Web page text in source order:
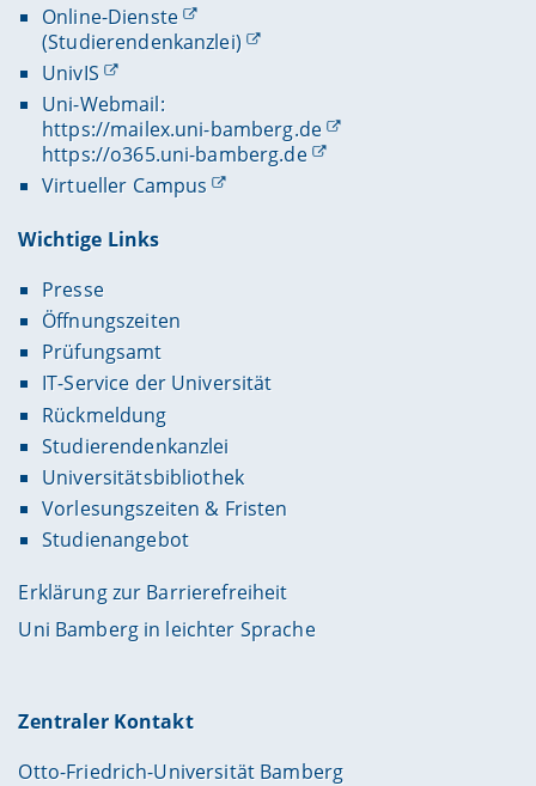
Online-Dienste
(Studierendenkanzlei)
UnivIS
Uni-Webmail:
https://mailex.uni-bamberg.de
https://o365.uni-bamberg.de
Virtueller Campus
Wichtige Links
Presse
Öffnungszeiten
Prüfungsamt
IT-Service der Universität
Rückmeldung
Studierendenkanzlei
Universitätsbibliothek
Vorlesungszeiten & Fristen
Studienangebot
Erklärung zur Barrierefreiheit
Uni Bamberg in leichter Sprache
Zentraler Kontakt
Otto-Friedrich-Universität Bamberg